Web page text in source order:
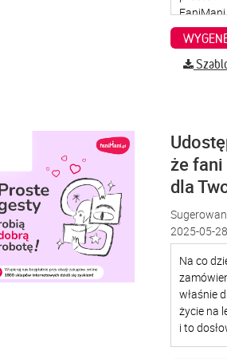
że
dla
2025-05-